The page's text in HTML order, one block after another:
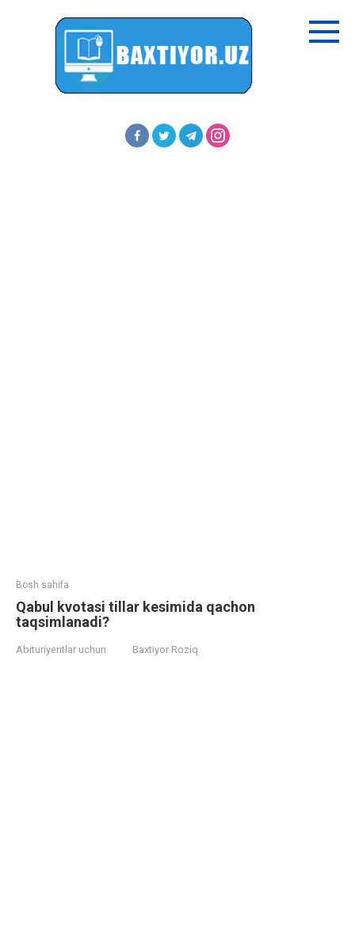
Bosh sahifa
Qabul kvotasi tillar kesimida qachon
taqsimlanadi?
Abituriyentlar uchun Baxtiyor Roziq